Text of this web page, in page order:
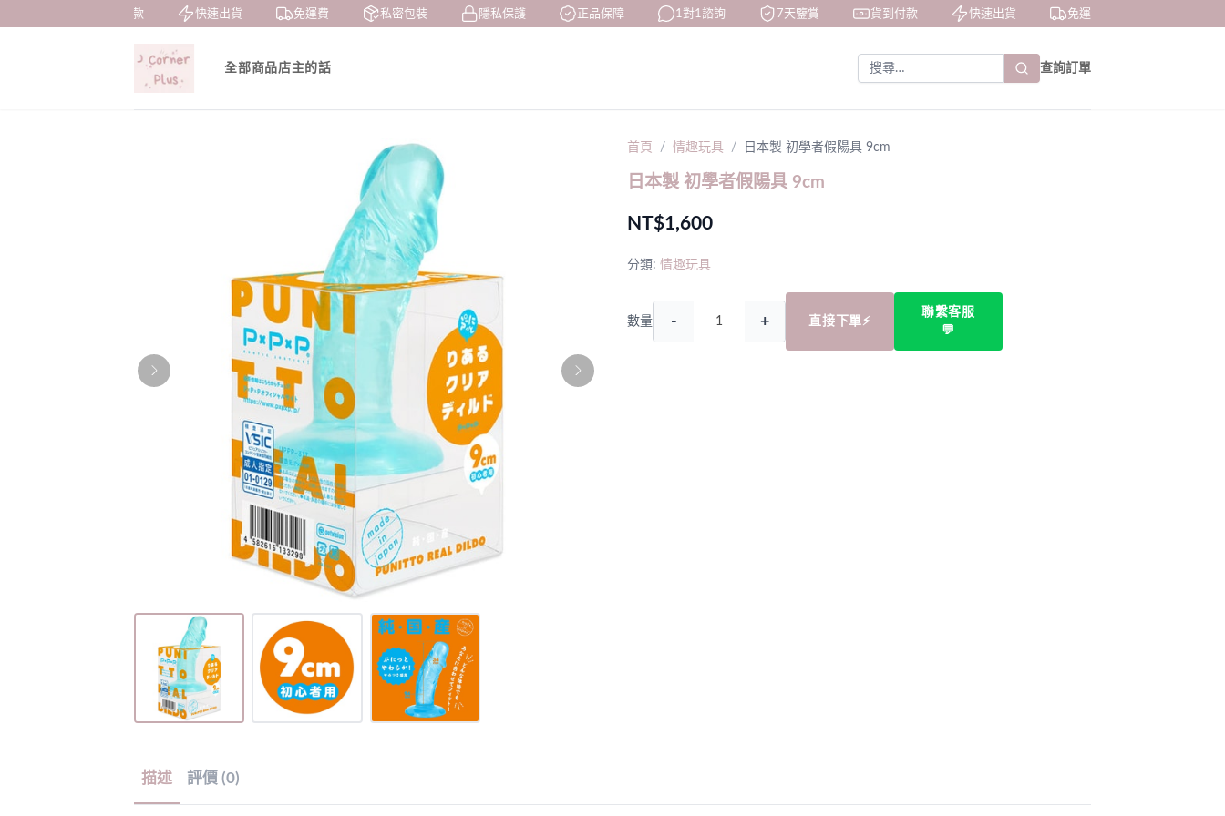
貨到付款 快速出貨 免運費 私密包裝 隱私保護 正品保障 1對1諮詢 7天鑒賞 貨到付款 快速出貨 免運費
全部商品店主的話 查詢訂單
首頁 情趣玩具 日本製 初學者假陽具 9cm
日本製 初學者假陽具 9cm
NT$1,600
分類: 情趣玩具
數量 - + 直接下單⚡
聯繫客服
💬
描述 評價 (0)